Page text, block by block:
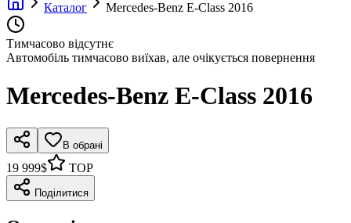
Каталог
Mercedes-Benz E-Class 2016
Тимчасово відсутнє
Автомобіль тимчасово виїхав, але очікується повернення
Mercedes-Benz E-Class 2016
В обрані
19 999$ TOP
Поділитися